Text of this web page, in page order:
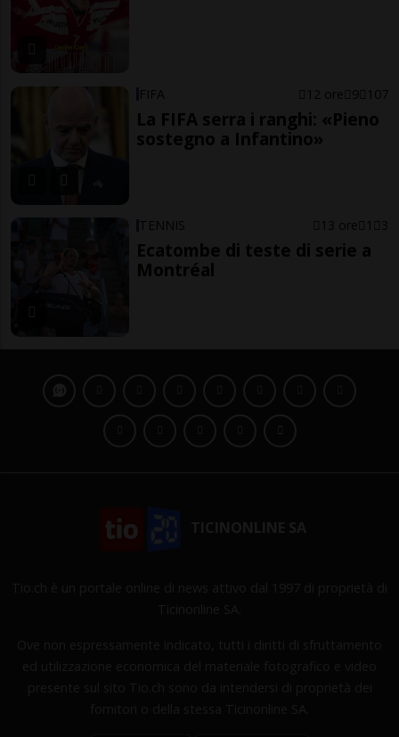
FIFA 12 ore 9 107
La FIFA serra i ranghi: «Pieno
sostegno a Infantino»
TENNIS 13 ore 1 3
Ecatombe di teste di serie a
Montréal